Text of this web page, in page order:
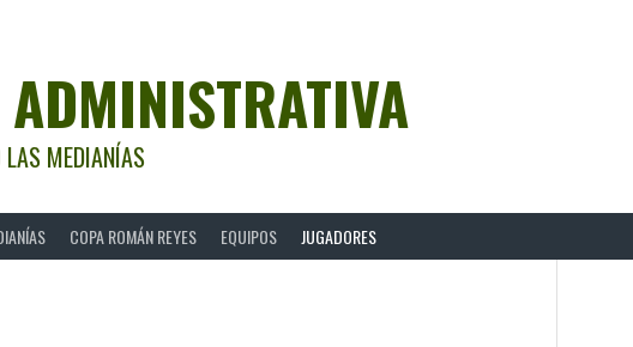
ADMINISTRATIVA
MEDIANÍAS
COPA ROMÁN REYES EQUIPOS JUGADORES